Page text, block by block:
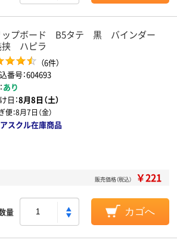
ップボード B5タテ 黒 バインダー
挟 ハピラ
（6件）
番号：604693
あり
日：8月8日（土）
便：8月7日（金）
アスクル在庫商品
販売価格（税込） ￥221
量 カゴへ